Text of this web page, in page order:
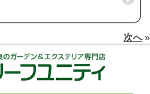
次へ»